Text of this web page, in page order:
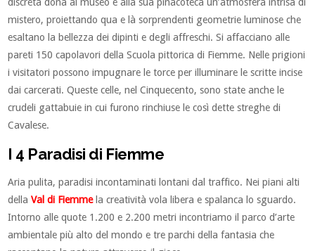
mistero, proiettando qua e là sorprendenti geometrie luminose che
esaltano la bellezza dei dipinti e degli affreschi. Si affacciano alle
pareti 150 capolavori della Scuola pittorica di Fiemme. Nelle prigioni
i visitatori possono impugnare le torce per illuminare le scritte incise
dai carcerati. Queste celle, nel Cinquecento, sono state anche le
crudeli gattabuie in cui furono rinchiuse le così dette streghe di
Cavalese.
I 4 Paradisi di Fiemme
Aria pulita, paradisi incontaminati lontani dal traffico. Nei piani alti
dellaVal di Fiemmela creatività vola libera e spalanca lo sguardo.
Intorno alle quote 1.200 e 2.200 metri incontriamo il parco d’arte
ambientale più alto del mondo e tre parchi della fantasia che